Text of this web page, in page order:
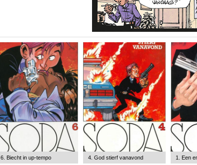
6. Biecht in up-tempo 4. God stierf vanavond 1. Een